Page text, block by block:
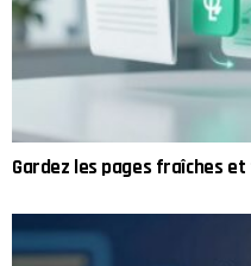
Gardez les pages fraîches